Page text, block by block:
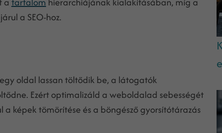
a SEO-hoz.
oldal lassan töltődik be, a látogatók
Ezért optimalizáld a weboldalad sebességét
képek tömörítése és a böngésző gyorsítótárazás